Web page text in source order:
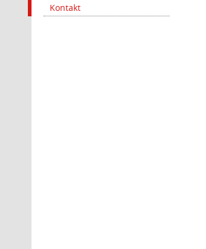
Kontakt